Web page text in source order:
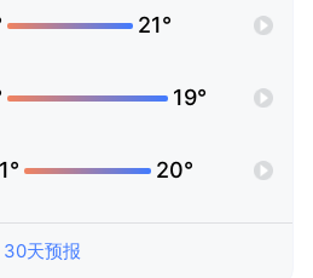
21°
19°
20°
30天预报